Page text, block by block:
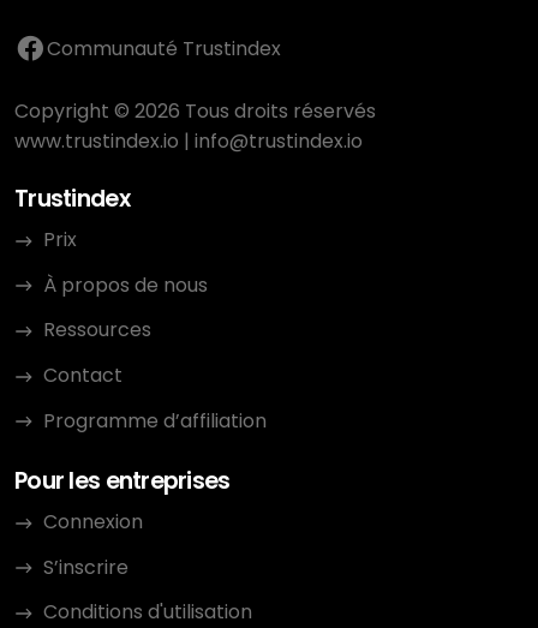
Communauté Trustindex
Copyright © 2026 Tous droits réservés
www.trustindex.io | info@trustindex.io
Trustindex
Prix
À propos de nous
Ressources
Contact
Programme d’affiliation
Pour les entreprises
Connexion
S’inscrire
Conditions d'utilisation